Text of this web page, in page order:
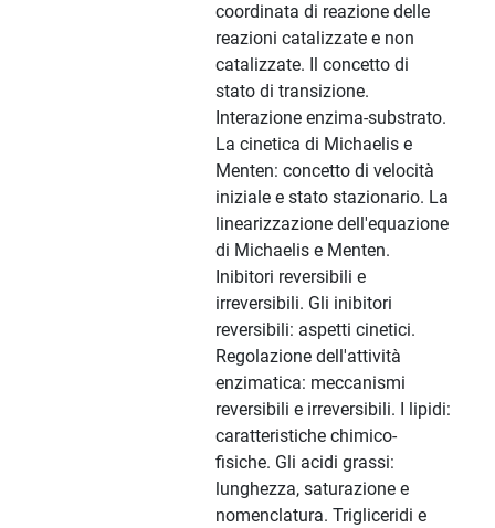
coordinata di reazione delle
reazioni catalizzate e non
catalizzate. Il concetto di
stato di transizione.
Interazione enzima-substrato.
La cinetica di Michaelis e
Menten: concetto di velocità
iniziale e stato stazionario. La
linearizzazione dell'equazione
di Michaelis e Menten.
Inibitori reversibili e
irreversibili. Gli inibitori
reversibili: aspetti cinetici.
Regolazione dell'attività
enzimatica: meccanismi
reversibili e irreversibili. I lipidi:
caratteristiche chimico-
fisiche. Gli acidi grassi:
lunghezza, saturazione e
nomenclatura. Trigliceridi e